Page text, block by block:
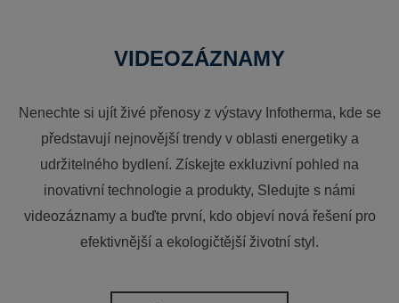
VIDEOZÁZNAMY
Nenechte si ujít živé přenosy z výstavy Infotherma, kde se
představují nejnovější trendy v oblasti energetiky a
udržitelného bydlení. Získejte exkluzivní pohled na
inovativní technologie a produkty, Sledujte s námi
videozáznamy a buďte první, kdo objeví nová řešení pro
efektivnější a ekologičtější životní styl.